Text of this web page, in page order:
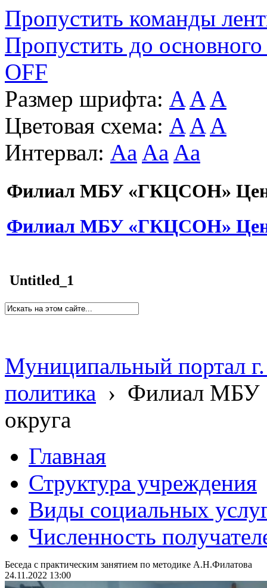
Пропустить команды
Пропустить до основного
OFF
Размер шрифта: A A A
Цветовая схема: A A A
Интервал: Aa Aa Aa
Филиал МБУ «ГКЦСОН»
Филиал МБУ «ГКЦСОН»
Untitled_1
Муниципальный портал
политика › Филиал МБУ
округа
Главная
Структура учреждения
Виды социальных
Численность
Беседа с практическим занятием по методике А.Н.Филатова
24.11.2022 13:00